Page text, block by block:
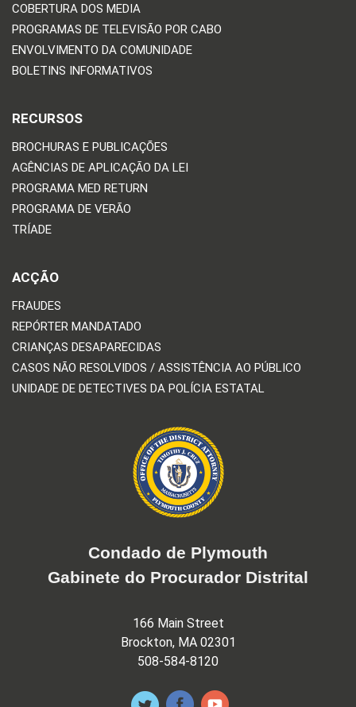
COBERTURA DOS MEDIA
PROGRAMAS DE TELEVISÃO POR CABO
ENVOLVIMENTO DA COMUNIDADE
BOLETINS INFORMATIVOS
RECURSOS
BROCHURAS E PUBLICAÇÕES
AGÊNCIAS DE APLICAÇÃO DA LEI
PROGRAMA MED RETURN
PROGRAMA DE VERÃO
TRÍADE
ACÇÃO
FRAUDES
REPÓRTER MANDATADO
CRIANÇAS DESAPARECIDAS
CASOS NÃO RESOLVIDOS / ASSISTÊNCIA AO PÚBLICO
UNIDADE DE DETECTIVES DA POLÍCIA ESTATAL
Condado de Plymouth
Gabinete do Procurador Distrital
166 Main Street
Brockton, MA 02301
508-584-8120